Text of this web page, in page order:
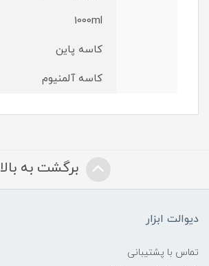
1000ml
کاسه پاین
کاسه آلمنیوم
برگشت به بالا
دیوالت ابزار
تماس با پشتیبانی